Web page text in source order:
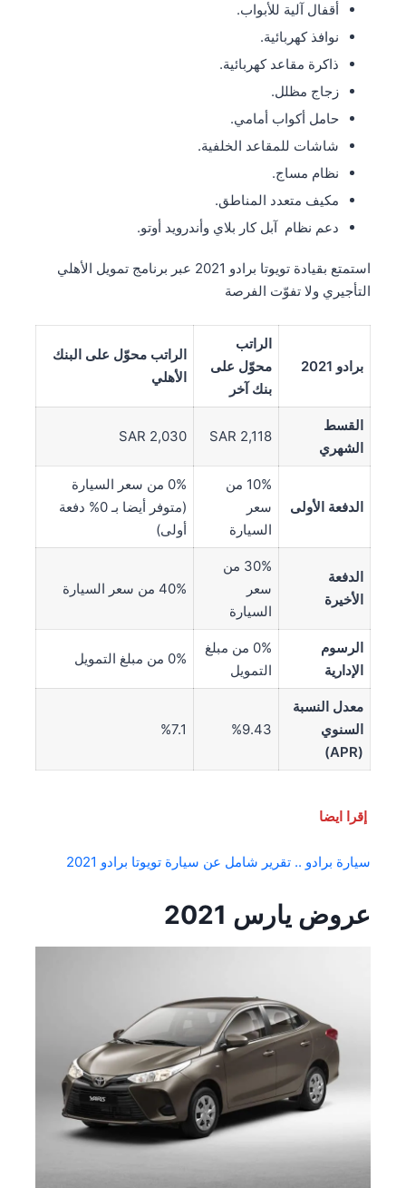
أقفال آلية للأبواب.
نوافذ كهربائية.
ذاكرة مقاعد كهربائية.
زجاج مظلل.
حامل أكواب أمامي.
شاشات للمقاعد الخلفية.
نظام مساج.
مكيف متعدد المناطق.
دعم نظام آبل كار بلاي وأندرويد أوتو.
استمتع بقيادة تويوتا برادو 2021 عبر برنامج تمويل الأهلي
التأجيري ولا تفوّت الفرصة
برادو 2021
الراتب
محوّل على
بنك آخر
الراتب محوّل على البنك
الأهلي
القسط
الشهري
SAR 2,118
SAR 2,030
الدفعة الأولى
10% من
سعر
السيارة
0% من سعر السيارة
(متوفر أيضا بـ 0% دفعة
أولى)
الدفعة
الأخيرة
30% من
سعر
السيارة
40% من سعر السيارة
الرسوم
الإدارية
0% من مبلغ
التمويل
0% من مبلغ التمويل
معدل النسبة
السنوي
(APR)
%9.43
%7.1
إقرا ايضا
سيارة برادو .. تقرير شامل عن سيارة تويوتا برادو 2021
عروض يارس 2021